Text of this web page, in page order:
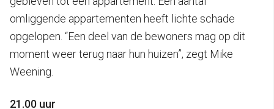
omliggende appartementen heeft lichte schade
opgelopen. “Een deel van de bewoners mag op dit
moment weer terug naar hun huizen”, zegt Mike
Weening.
21.00 uur